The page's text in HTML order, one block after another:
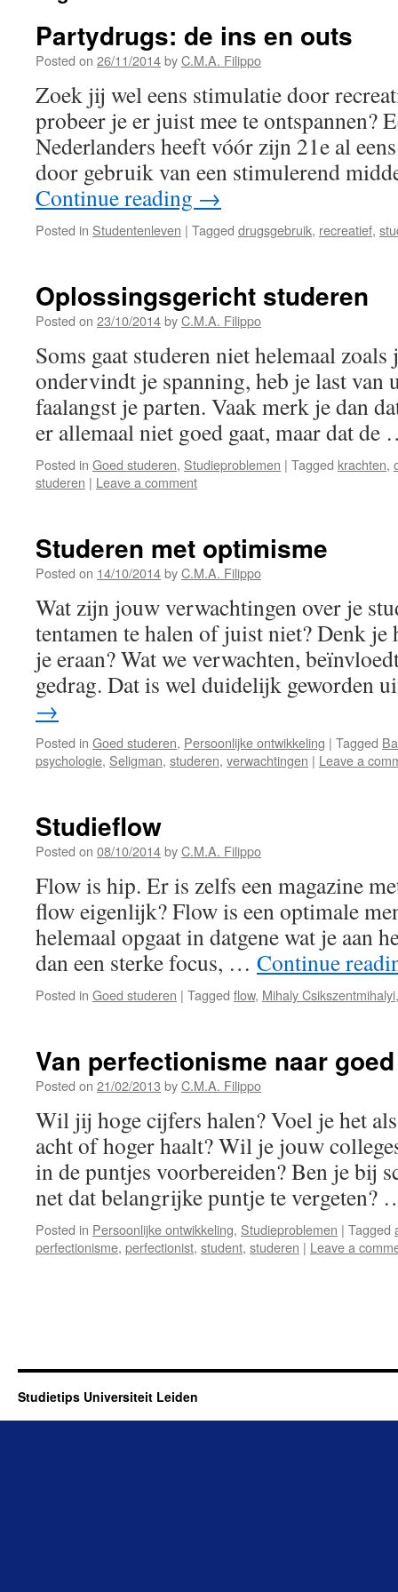
Partydrugs: de ins en outs
Posted on 26/11/2014byC.M.A. Filippo
Zoek jij wel eens stimulatie door
probeer je er juist mee te ontspannen?
Nederlanders heeft vóór zijn 21e al
door gebruik van een stimulerend
Continue reading →
Posted in Studentenleven | Tagged drugsgebruik, recreatief,
Oplossingsgericht studeren
Posted on 23/10/2014byC.M.A. Filippo
Soms gaat studeren niet helemaal
ondervindt je spanning, heb je last van
faalangst je parten. Vaak merk je dan
er allemaal niet goed gaat, maar dat
Posted in Goed studeren, Studieproblemen | Tagged krachten,
studeren | Leave a comment
Studeren met optimisme
Posted on 14/10/2014byC.M.A. Filippo
Wat zijn jouw verwachtingen over je
tentamen te halen of juist niet? Denk
je eraan? Wat we verwachten,
gedrag. Dat is wel duidelijk geworden
→
Posted in Goed studeren, Persoonlijke ontwikkeling | Tagged
psychologie, Seligman, studeren, verwachtingen | Leave a
Studieflow
Posted on 08/10/2014byC.M.A. Filippo
Flow is hip. Er is zelfs een magazine
flow eigenlijk? Flow is een optimale
helemaal opgaat in datgene wat je aan
dan een sterke focus, … Continue
Posted in Goed studeren | Tagged flow, Mihaly Csikszentmihalyi
Van perfectionisme naar
Posted on 21/02/2013 byC.M.A. Filippo
Wil jij hoge cijfers halen? Voel je het
acht of hoger haalt? Wil je jouw
in de puntjes voorbereiden? Ben je bij
net dat belangrijke puntje te
Posted in Persoonlijke ontwikkeling, Studieproblemen | Tagged
perfectionisme, perfectionist, student, studeren | Leave a
Studietips Universiteit Leiden